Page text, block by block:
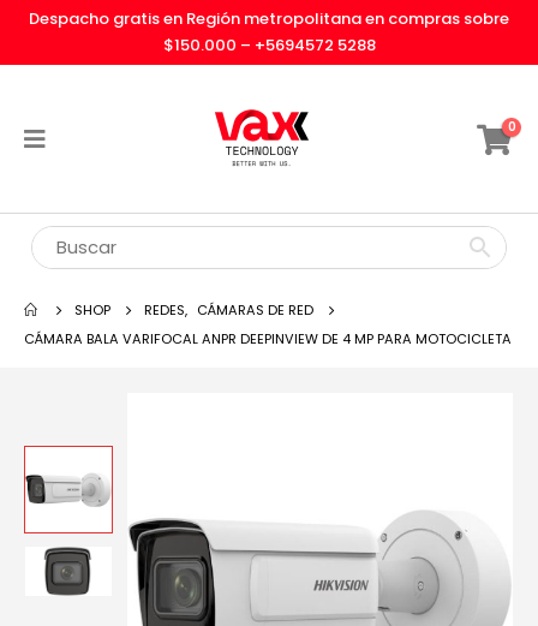
Despacho gratis en Región metropolitana en compras sobre
$150.000 – +5694572 5288
0
SHOP REDES, CÁMARAS DE RED
CÁMARA BALA VARIFOCAL ANPR DEEPINVIEW DE 4 MP PARA MOTOCICLETA